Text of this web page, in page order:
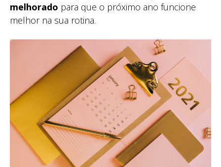
melhorado para que o próximo ano funcione
melhor na sua rotina.